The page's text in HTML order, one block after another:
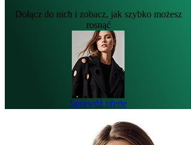
Dołącz do nich i zobacz, jak szybko możesz
rosnąć
Sprawdź ofertę